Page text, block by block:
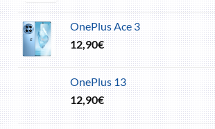
OnePlus Ace 3
12,90€
OnePlus 13
12,90€